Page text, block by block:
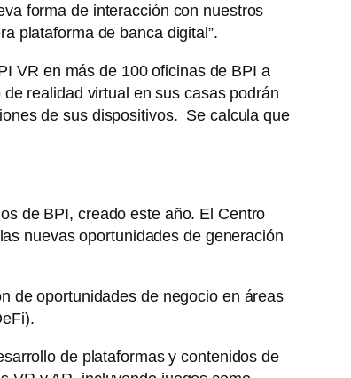
forma de interacción con nuestros
plataforma de banca digital”.
VR en más de 100 oficinas de BPI a
realidad virtual en sus casas podrán
de sus dispositivos. Se calcula que
de BPI, creado este año. El Centro
nuevas oportunidades de generación
de oportunidades de negocio en áreas
de plataformas y contenidos de